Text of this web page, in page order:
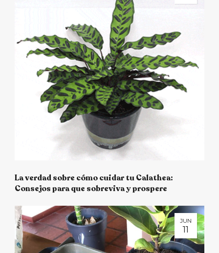
La verdad sobre cómo cuidar tu Calathea:
Consejos para que sobreviva y prospere
JUN
11